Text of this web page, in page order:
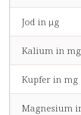
Jod in μg
Kalium in mg
Kupfer in mg
Magnesium